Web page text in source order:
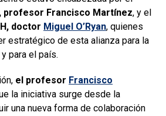
profesor Francisco Martínez, y el
doctor Miguel O’Ryan, quienes
estratégico de esta alianza para la
para el país.
el profesor Francisco
la iniciativa surge desde la
una nueva forma de colaboración